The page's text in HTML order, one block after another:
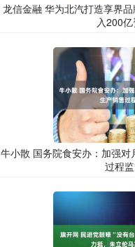
龙信金融 华为北汽打造享界
入200
牛小散 国务院食安办：加强
过程